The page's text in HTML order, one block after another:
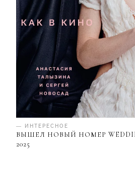
— ИНТЕРЕСНОЕ
ВЫШЕЛ НОВЫЙ НОМЕР
2025